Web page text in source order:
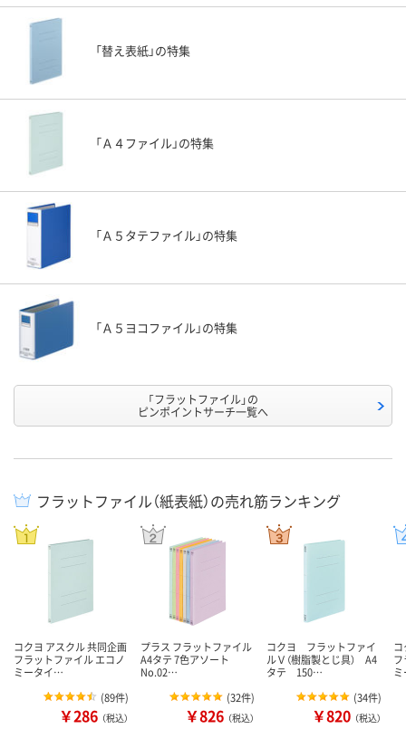
「替え表紙」の特集
「Ａ４ファイル」の特集
「Ａ５タテファイル」の特集
「Ａ５ヨコファイル」の特集
「フラットファイル」の
ピンポイントサーチ一覧へ
フラットファイル（紙表紙）の売れ筋ランキング
コクヨ アスクル 共同企画
フラットファイル エコノ
ミータイ…
(89件)
￥286 （税込）
プラス フラットファイル
A4タテ 7色アソート
No.02…
(32件)
￥826 （税込）
コクヨ フラットファイ
ルＶ（樹脂製とじ具） A4
タテ 150…
(34件)
￥820 （税込）